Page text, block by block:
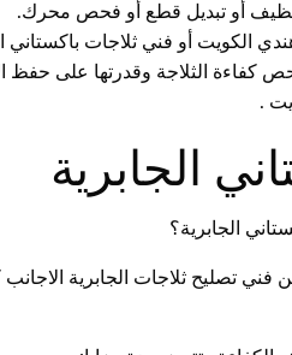
أو تبديل قطع أو فحص محرك.
الكويت أو فني ثلاجات باكستاني
كفاءة الثلاجة وقدرتها على حفظ
.
الجابرية
الجابرية؟
تصليح ثلاجات الجابرية الاجانب